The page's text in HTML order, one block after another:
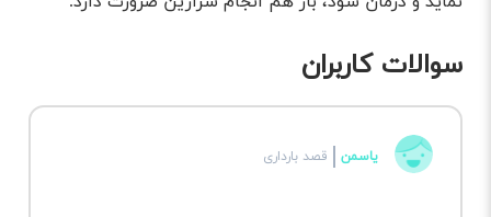
سوالات کاربران
یاسمن قصد بارداری